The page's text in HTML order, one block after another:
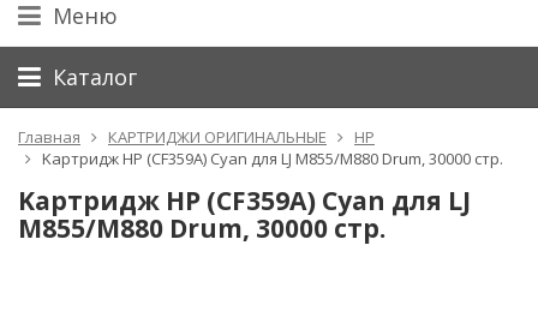
Меню
Каталог
Главная КАРТРИДЖИ ОРИГИНАЛЬНЫЕ
HP
Kартридж HP (CF359A) Cyan для LJ M855/M880 Drum, 30000 стр.
Kартридж HP (CF359A) Cyan для LJ
M855/M880 Drum, 30000 стр.